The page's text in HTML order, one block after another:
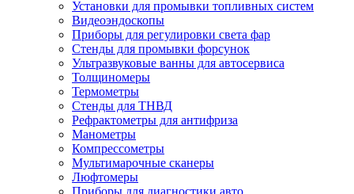
Установки для промывки топливных систем
Видеоэндоскопы
Приборы для регулировки света фар
Стенды для промывки форсунок
Ультразвуковые ванны для автосервиса
Толщиномеры
Термометры
Стенды для ТНВД
Рефрактометры для антифриза
Манометры
Компрессометры
Мультимарочные сканеры
Люфтомеры
Приборы для диагностики авто